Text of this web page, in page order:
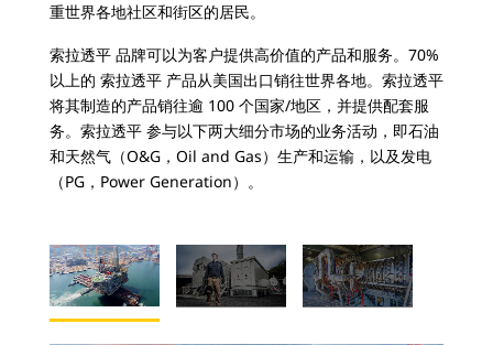
重世界各地社区和街区的居民。
索拉透平 品牌可以为客户提供高价值的产品和服务。70%
以上的 索拉透平 产品从美国出口销往世界各地。索拉透平
将其制造的产品销往逾 100 个国家/地区，并提供配套服
务。索拉透平 参与以下两大细分市场的业务活动，即石油
和天然气（O&G，Oil and Gas）生产和运输，以及发电
（PG，Power Generation）。